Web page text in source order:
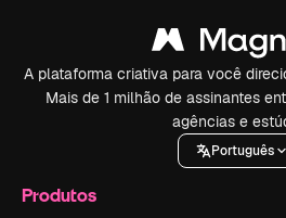
A plataforma criativa para você
Mais de 1 milhão de assinantes
agências e
Português
Produtos